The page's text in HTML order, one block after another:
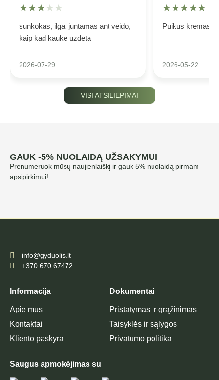
★★★★★
sunkokas, ilgai juntamas ant veido,
kaip kad kauke uzdeta
2026-07-29
★★★★★
Puikus kremas
2026-05-22
VISI ATSILIEPIMAI
GAUK -5% NUOLAIDĄ UŽSAKYMUI
Prenumeruok mūsų naujienlaiškį ir gauk 5% nuolaidą pirmam
apsipirkimui!
info@gyduolis.lt
+370 670 67472
Informacija
Apie mus
Kontaktai
Kliento paskyra
Dokumentai
Pristatymas ir grąžinimas
Taisyklės ir sąlygos
Privatumo politika
Saugus apmokėjimas su